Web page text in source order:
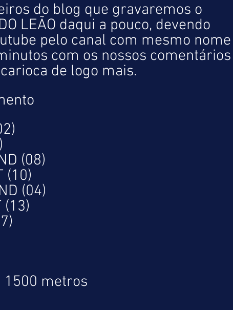
do blog que gravaremos o
LEÃO daqui a pouco, devendo
pelo canal com mesmo nome
com os nossos comentários
de logo mais.
(08)
(10)
(04)
(13)
1500 metros